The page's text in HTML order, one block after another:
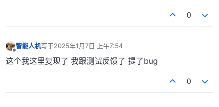
0
智能人机写于2025年1月7日 上午7:54
最后由 编辑
这个我这里复现了 我跟测试反馈了 提了bug
0